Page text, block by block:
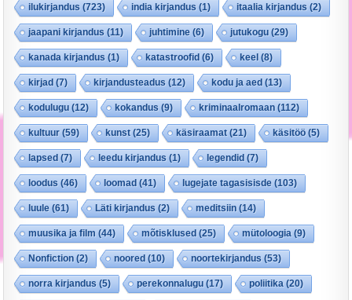
ilukirjandus (723) india kirjandus (1) itaalia kirjandus (2)
jaapani kirjandus (11) juhtimine (6) jutukogu (29)
kanada kirjandus (1) katastroofid (6) keel (8)
kirjad (7) kirjandusteadus (12) kodu ja aed (13)
kodulugu (12) kokandus (9) kriminaalromaan (112)
kultuur(59) kunst(25) käsiraamat(21) käsitöö (5)
lapsed (7) leedu kirjandus (1) legendid (7)
loodus (46) loomad (41) lugejate tagasisisde (103)
luule (61) Läti kirjandus (2) meditsiin (14)
muusika ja film (44) mõtisklused (25) mütoloogia (9)
Nonfiction (2) noored (10) noortekirjandus (53)
norra kirjandus (5) perekonnalugu (17) poliitika (20)